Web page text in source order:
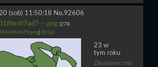
(sob) 11:50:18 No.92606
(278
)(h) (u)
23 w
tym roku
Disclaimer: this